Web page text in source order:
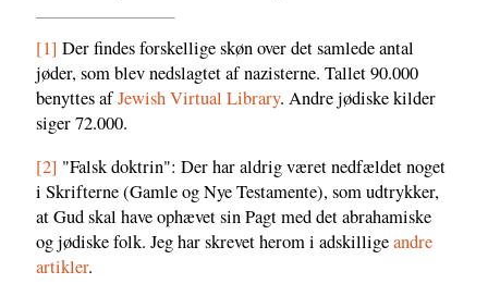
[1] Der findes forskellige skøn over det samlede antal
jøder, som blev nedslagtet af nazisterne. Tallet 90.000
benyttes afJewish Virtual Library. Andre jødiske kilder
siger 72.000.
[2] "Falsk doktrin": Der har aldrig været nedfældet noget
i Skrifterne (Gamle og Nye Testamente), som udtrykker,
at Gud skal have ophævet sin Pagt med det abrahamiske
og jødiske folk. Jeg har skrevet herom i adskilligeandre
artikler.